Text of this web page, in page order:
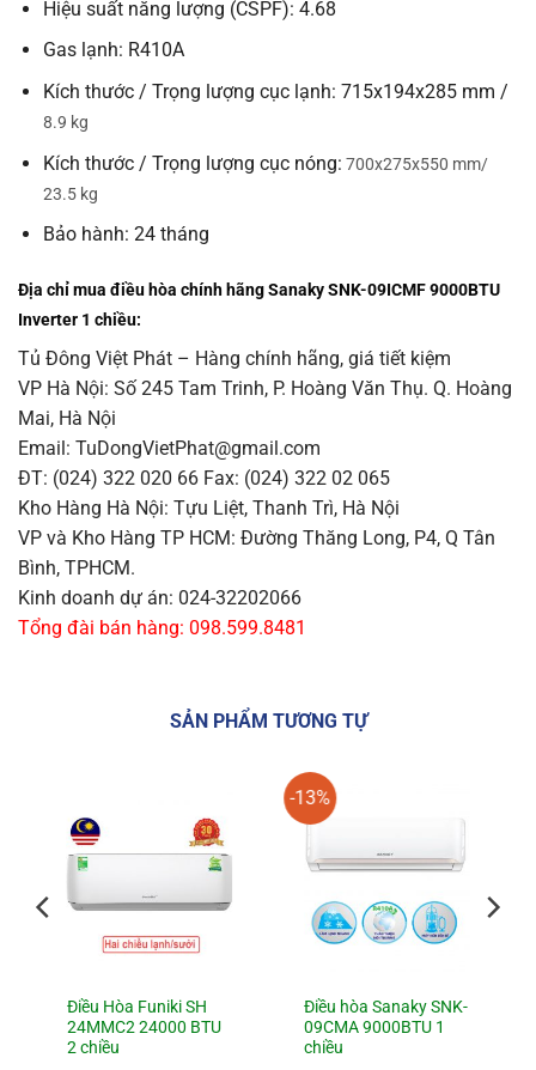
Hiệu suất năng lượng (CSPF): 4.68
Gas lạnh: R410A
Kích thước / Trọng lượng cục lạnh: 715x194x285 mm /
8.9 kg
Kích thước / Trọng lượng cục nóng: 700x275x550 mm/
23.5 kg
Bảo hành: 24 tháng
Địa chỉ mua điều hòa chính hãng Sanaky SNK-09ICMF 9000BTU
Inverter 1 chiều:
Tủ Đông Việt Phát – Hàng chính hãng, giá tiết kiệm
VP Hà Nội: Số 245 Tam Trinh, P. Hoàng Văn Thụ. Q. Hoàng
Mai, Hà Nội
Email: TuDongVietPhat@gmail.com
ĐT: (024) 322 020 66 Fax: (024) 322 02 065
Kho Hàng Hà Nội: Tựu Liệt, Thanh Trì, Hà Nội
VP và Kho Hàng TP HCM: Đường Thăng Long, P4, Q Tân
Bình, TPHCM.
Kinh doanh dự án: 024-32202066
Tổng đài bán hàng: 098.599.8481
SẢN PHẨM TƯƠNG TỰ
Điều Hòa Funiki SH
24MMC2 24000 BTU
2 chiều
-13%
Điều hòa Sanaky SNK-
09CMA 9000BTU 1
chiều